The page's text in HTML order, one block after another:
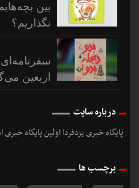
بین
نگذاریم؟
سفرنامه‌ای
اربعین
درباره سایت
پایگاه خبری یزدفردا اولین پایگاه خبری
برچسب ها